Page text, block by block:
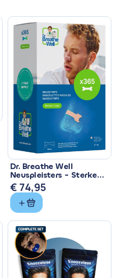
Dr. Breathe Well
Neuspleisters - Sterke
Anti Snurk Pleisters
€74,95